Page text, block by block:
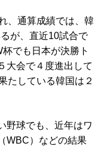
、通算成績では、韓
が、直近10試合で
でも日本が決勝ト
大会で４度進出して
たしている韓国は２
野球でも、近年はワ
WBC）などの結果